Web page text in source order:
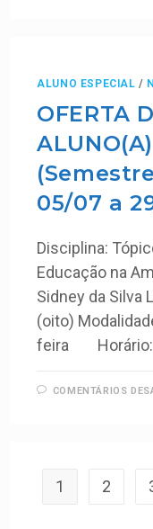
ALUNO ESPECIAL /
OFERTA
05/07 a
Disciplina:
Educação na
Sidney da Silva
(oito)
feira Horário:
COMENTÁRIOS
1 2